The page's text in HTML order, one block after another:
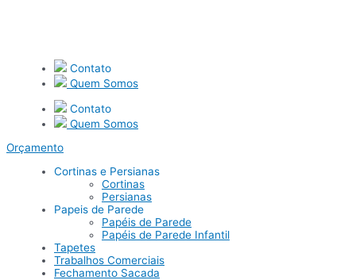
Contato
Quem Somos
Contato
Quem Somos
Orçamento
Cortinas e Persianas
Cortinas
Persianas
Papeis de Parede
Papéis de Parede
Papéis de Parede Infantil
Tapetes
Trabalhos Comerciais
Fechamento Sacada